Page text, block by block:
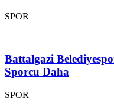
SPOR
Battalgazi
Sporcu Daha
SPOR